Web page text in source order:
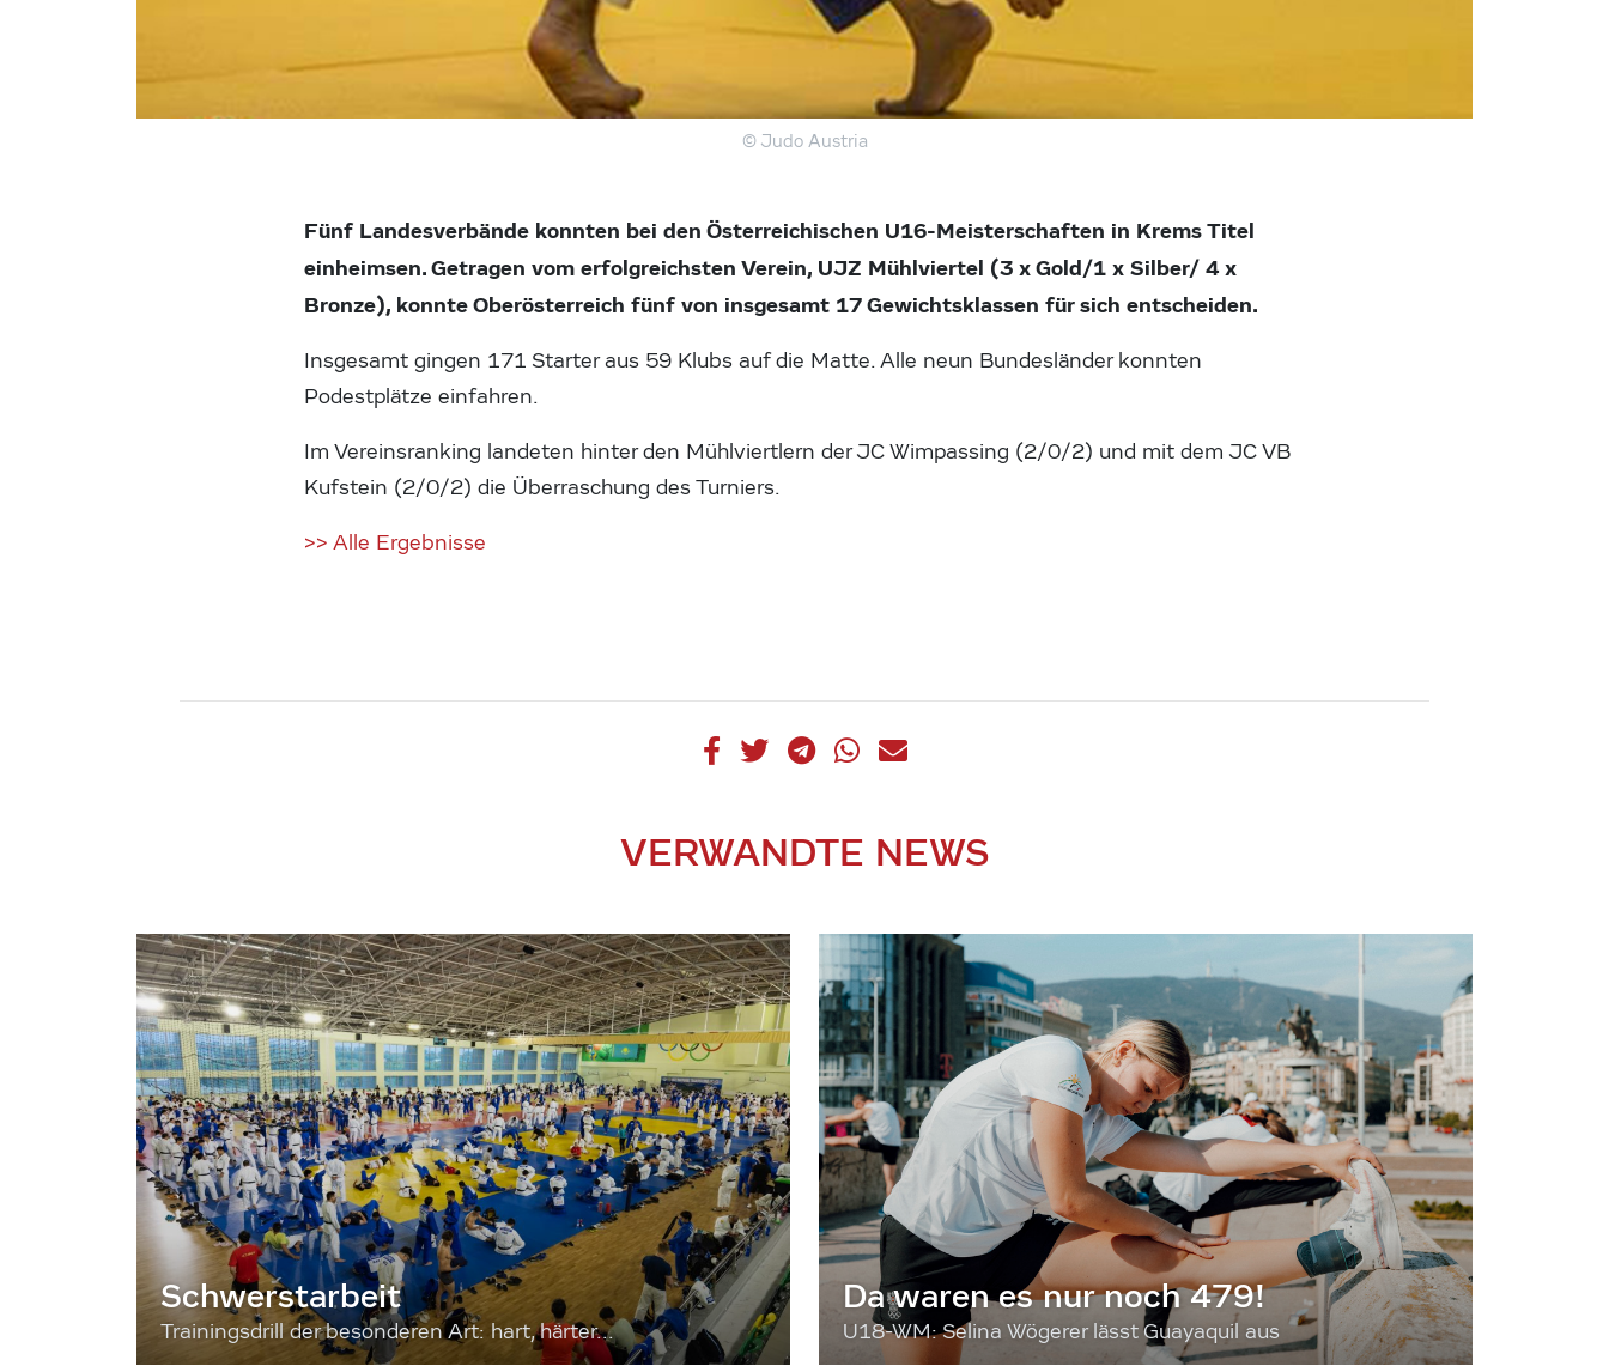
© Judo Austria
Fünf Landesverbände konnten bei den Österreichischen U16-Meisterschaften in Krems Titel
einheimsen. Getragen vom erfolgreichsten Verein, UJZ Mühlviertel (3 x Gold/1 x Silber/ 4 x
Bronze), konnte Oberösterreich fünf von insgesamt 17 Gewichtsklassen für sich entscheiden.
Insgesamt gingen 171 Starter aus 59 Klubs auf die Matte. Alle neun Bundesländer konnten
Podestplätze einfahren.
Im Vereinsranking landeten hinter den Mühlviertlern der JC Wimpassing (2/0/2) und mit dem JC VB
Kufstein (2/0/2) die Überraschung des Turniers.
>> Alle Ergebnisse
VERWANDTE NEWS
Schwerstarbeit
Trainingsdrill der besonderen Art: hart, härter...
Da waren es nur noch 479!
U18-WM: Selina Wögerer lässt Guayaquil aus